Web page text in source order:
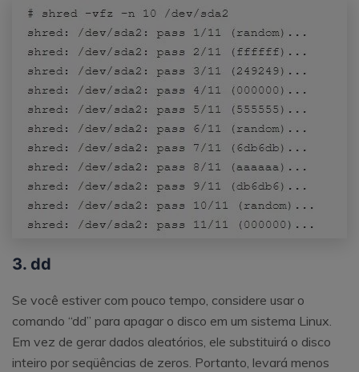
3. dd
Se você estiver com pouco tempo, considere usar o
comando “dd” para apagar o disco em um sistema Linux.
Em vez de gerar dados aleatórios, ele substituirá o disco
inteiro por seqüências de zeros. Portanto, levará menos